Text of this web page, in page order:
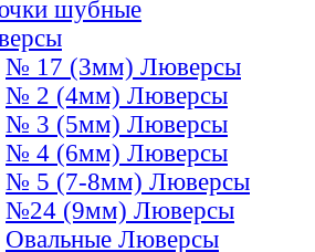
шубные
№ 17 (3мм) Люверсы
№ 2 (4мм) Люверсы
№ 3 (5мм) Люверсы
№ 4 (6мм) Люверсы
№ 5 (7-8мм) Люверсы
№24 (9мм) Люверсы
Овальные Люверсы